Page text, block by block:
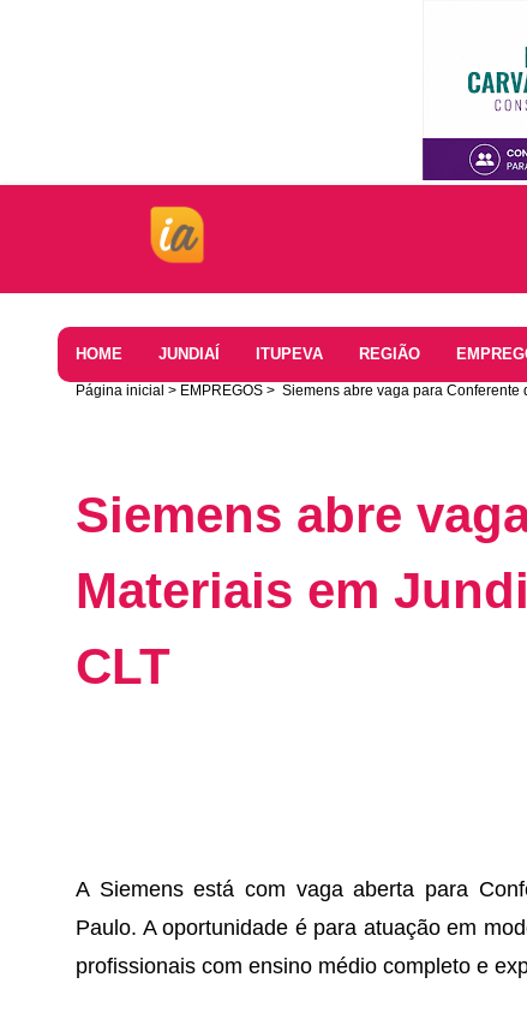
HOME JUNDIAÍ ITUPEVA REGIÃO
Página inicial EMPREGOS Siemens abre vaga para Conferente
Siemens abre
Materiais em
CLT
A Siemens está com vaga aberta para
Paulo. A oportunidade é para atuação em
profissionais com ensino médio completo e